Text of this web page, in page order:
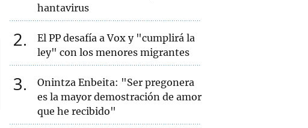
hantavirus
2
El PP desafía a Vox y "cumplirá la
ley" con los menores migrantes
3
Onintza Enbeita: "Ser pregonera
es la mayor demostración de amor
que he recibido"